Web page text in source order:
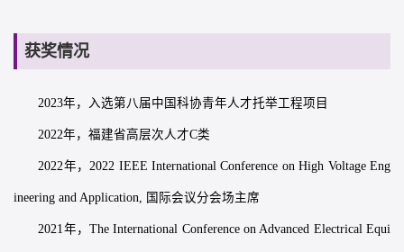
获奖情况
2023年，入选第八届中国科协青年人才托举工程项目
2022年，福建省高层次人才C类
2022年，2022 IEEE International Conference on High Voltage Eng
ineering and Application, 国际会议分会场主席
2021年，The International Conference on Advanced Electrical Equi